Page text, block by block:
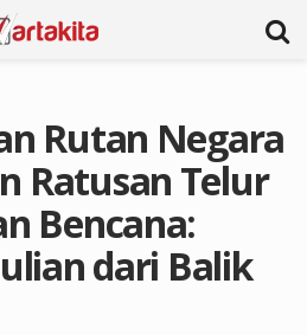
Rutan Negara
Ratusan Telur
Bencana:
dari Balik